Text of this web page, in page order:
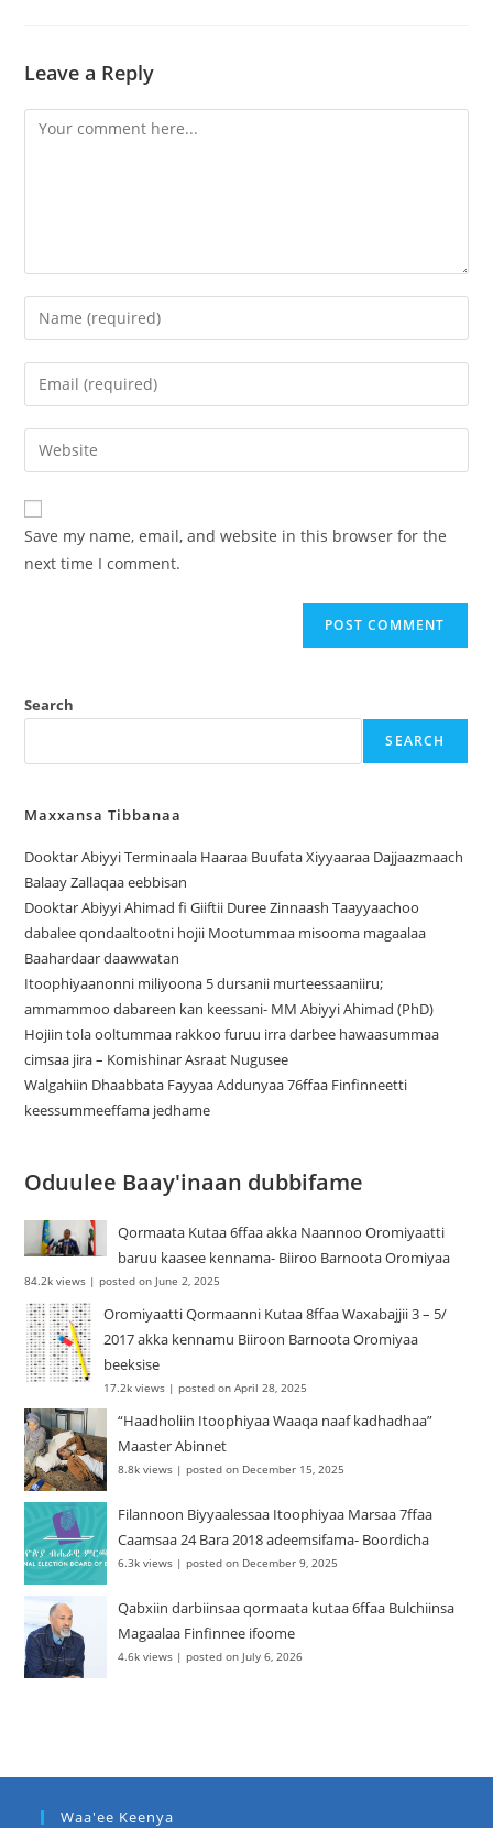
Leave a Reply
Save my name, email, and website in this browser for the
next time I comment.
Search
SEARCH
Maxxansa Tibbanaa
Dooktar Abiyyi Terminaala Haaraa Buufata Xiyyaaraa Dajjaazmaach
Balaay Zallaqaa eebbisan
Dooktar Abiyyi Ahimad fi Giiftii Duree Zinnaash Taayyaachoo
dabalee qondaaltootni hojii Mootummaa misooma magaalaa
Baahardaar daawwatan
Itoophiyaanonni miliyoona 5 dursanii murteessaaniiru;
ammammoo dabareen kan keessani- MM Abiyyi Ahimad (PhD)
Hojiin tola ooltummaa rakkoo furuu irra darbee hawaasummaa
cimsaa jira – Komishinar Asraat Nugusee
Walgahiin Dhaabbata Fayyaa Addunyaa 76ffaa Finfinneetti
keessummeeffama jedhame
Oduulee Baay'inaan dubbifame
Qormaata Kutaa 6ffaa akka Naannoo Oromiyaatti
baruu kaasee kennama- Biiroo Barnoota Oromiyaa
84.2k views |posted on June 2, 2025
Oromiyaatti Qormaanni Kutaa 8ffaa Waxabajjii 3 – 5/
2017 akka kennamu Biiroon Barnoota Oromiyaa
beeksise
17.2k views |posted on April 28, 2025
“Haadholiin Itoophiyaa Waaqa naaf kadhadhaa”
Maaster Abinnet
8.8k views |posted on December 15, 2025
Filannoon Biyyaalessaa Itoophiyaa Marsaa 7ffaa
Caamsaa 24 Bara 2018 adeemsifama- Boordicha
6.3k views |posted on December 9, 2025
Qabxiin darbiinsaa qormaata kutaa 6ffaa Bulchiinsa
Magaalaa Finfinnee ifoome
4.6k views |posted on July 6, 2026
Waa'ee Keenya